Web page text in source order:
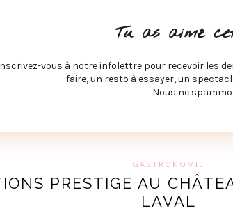
DÉCOUVRIR
& MÉDIAS
GASTRONOMIE
PRESTIGE AU
LAVAL
Tu as aimé
vous à notre infolettre pour recevoir les
faire, un resto à essayer, un
Nous ne